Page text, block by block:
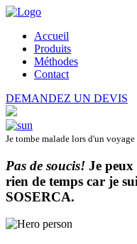
Accueil
Produits
Méthodes
Contact
DEMANDEZ UN DEVIS
Je tombe malade lors d'un voyage
Pas de soucis! Je
rien de temps car je
SOSERCA.